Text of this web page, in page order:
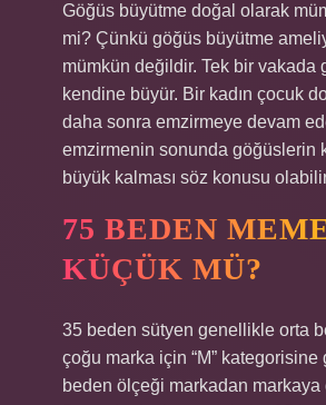
Göğüs büyütme doğal olarak
mi? Çünkü göğüs büyütme
mümkün değildir. Tek bir vakada
kendine büyür. Bir kadın çocuk
daha sonra emzirmeye devam
emzirmenin sonunda göğüslerin
büyük kalması söz konusu
75 BEDEN
KÜÇÜK MÜ?
35 beden sütyen genellikle orta
çoğu marka için “M” kategorisine
beden ölçeği markadan markaya